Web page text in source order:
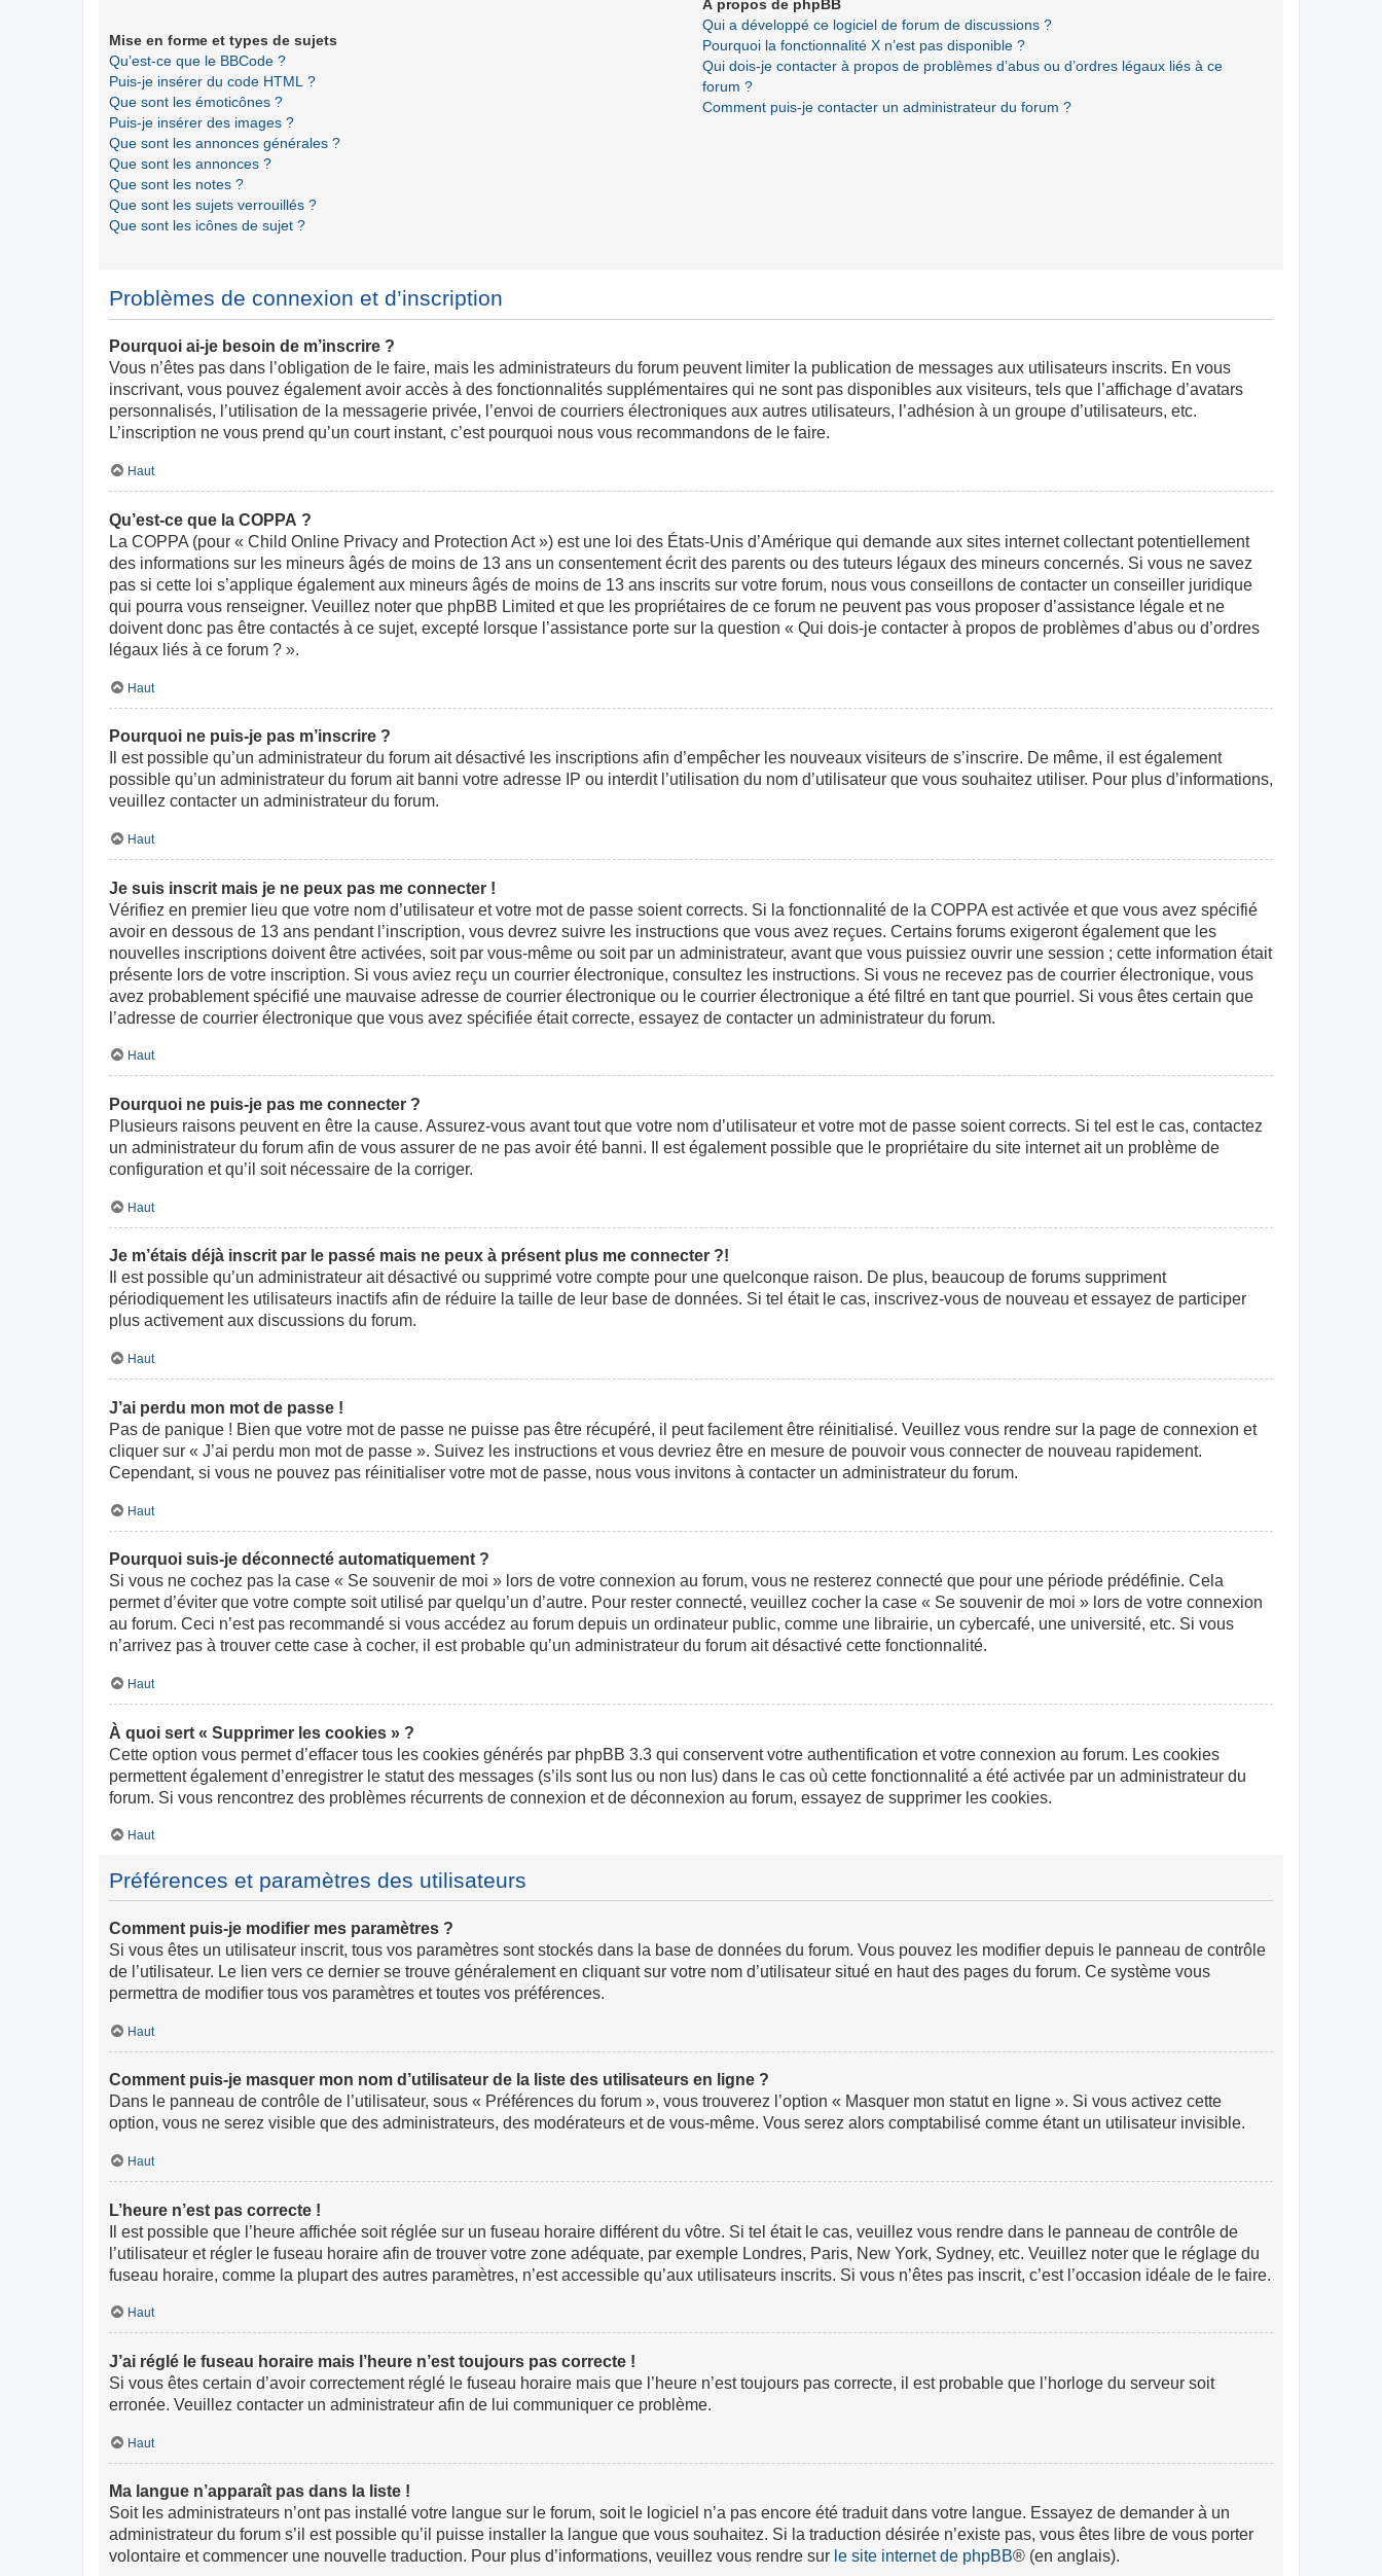
Mise en forme et types de sujets
Qu’est-ce que le BBCode ?
Puis-je insérer du code HTML ?
Que sont les émoticônes ?
Puis-je insérer des images ?
Que sont les annonces générales ?
Que sont les annonces ?
Que sont les notes ?
Que sont les sujets verrouillés ?
Que sont les icônes de sujet ?
À propos de phpBB
Qui a développé ce logiciel de forum de discussions ?
Pourquoi la fonctionnalité X n’est pas disponible ?
Qui dois-je contacter à propos de problèmes d’abus ou d’ordres légaux liés à ce
forum ?
Comment puis-je contacter un administrateur du forum ?
Problèmes de connexion et d’inscription
Pourquoi ai-je besoin de m’inscrire ?
Vous n’êtes pas dans l’obligation de le faire, mais les administrateurs du forum peuvent limiter la publication de messages aux utilisateurs inscrits. En vous
inscrivant, vous pouvez également avoir accès à des fonctionnalités supplémentaires qui ne sont pas disponibles aux visiteurs, tels que l’affichage d’avatars
personnalisés, l’utilisation de la messagerie privée, l’envoi de courriers électroniques aux autres utilisateurs, l’adhésion à un groupe d’utilisateurs, etc.
L’inscription ne vous prend qu’un court instant, c’est pourquoi nous vous recommandons de le faire.
Haut
Qu’est-ce que la COPPA ?
La COPPA (pour « Child Online Privacy and Protection Act ») est une loi des États-Unis d’Amérique qui demande aux sites internet collectant potentiellement
des informations sur les mineurs âgés de moins de 13 ans un consentement écrit des parents ou des tuteurs légaux des mineurs concernés. Si vous ne savez
pas si cette loi s’applique également aux mineurs âgés de moins de 13 ans inscrits sur votre forum, nous vous conseillons de contacter un conseiller juridique
qui pourra vous renseigner. Veuillez noter que phpBB Limited et que les propriétaires de ce forum ne peuvent pas vous proposer d’assistance légale et ne
doivent donc pas être contactés à ce sujet, excepté lorsque l’assistance porte sur la question « Qui dois-je contacter à propos de problèmes d’abus ou d’ordres
légaux liés à ce forum ? ».
Haut
Pourquoi ne puis-je pas m’inscrire ?
Il est possible qu’un administrateur du forum ait désactivé les inscriptions afin d’empêcher les nouveaux visiteurs de s’inscrire. De même, il est également
possible qu’un administrateur du forum ait banni votre adresse IP ou interdit l’utilisation du nom d’utilisateur que vous souhaitez utiliser. Pour plus d’informations,
veuillez contacter un administrateur du forum.
Haut
Je suis inscrit mais je ne peux pas me connecter !
Vérifiez en premier lieu que votre nom d’utilisateur et votre mot de passe soient corrects. Si la fonctionnalité de la COPPA est activée et que vous avez spécifié
avoir en dessous de 13 ans pendant l’inscription, vous devrez suivre les instructions que vous avez reçues. Certains forums exigeront également que les
nouvelles inscriptions doivent être activées, soit par vous-même ou soit par un administrateur, avant que vous puissiez ouvrir une session ; cette information était
présente lors de votre inscription. Si vous aviez reçu un courrier électronique, consultez les instructions. Si vous ne recevez pas de courrier électronique, vous
avez probablement spécifié une mauvaise adresse de courrier électronique ou le courrier électronique a été filtré en tant que pourriel. Si vous êtes certain que
l’adresse de courrier électronique que vous avez spécifiée était correcte, essayez de contacter un administrateur du forum.
Haut
Pourquoi ne puis-je pas me connecter ?
Plusieurs raisons peuvent en être la cause. Assurez-vous avant tout que votre nom d’utilisateur et votre mot de passe soient corrects. Si tel est le cas, contactez
un administrateur du forum afin de vous assurer de ne pas avoir été banni. Il est également possible que le propriétaire du site internet ait un problème de
configuration et qu’il soit nécessaire de la corriger.
Haut
Je m’étais déjà inscrit par le passé mais ne peux à présent plus me connecter ?!
Il est possible qu’un administrateur ait désactivé ou supprimé votre compte pour une quelconque raison. De plus, beaucoup de forums suppriment
périodiquement les utilisateurs inactifs afin de réduire la taille de leur base de données. Si tel était le cas, inscrivez-vous de nouveau et essayez de participer
plus activement aux discussions du forum.
Haut
J’ai perdu mon mot de passe !
Pas de panique ! Bien que votre mot de passe ne puisse pas être récupéré, il peut facilement être réinitialisé. Veuillez vous rendre sur la page de connexion et
cliquer sur « J’ai perdu mon mot de passe ». Suivez les instructions et vous devriez être en mesure de pouvoir vous connecter de nouveau rapidement.
Cependant, si vous ne pouvez pas réinitialiser votre mot de passe, nous vous invitons à contacter un administrateur du forum.
Haut
Pourquoi suis-je déconnecté automatiquement ?
Si vous ne cochez pas la case « Se souvenir de moi » lors de votre connexion au forum, vous ne resterez connecté que pour une période prédéfinie. Cela
permet d’éviter que votre compte soit utilisé par quelqu’un d’autre. Pour rester connecté, veuillez cocher la case « Se souvenir de moi » lors de votre connexion
au forum. Ceci n’est pas recommandé si vous accédez au forum depuis un ordinateur public, comme une librairie, un cybercafé, une université, etc. Si vous
n’arrivez pas à trouver cette case à cocher, il est probable qu’un administrateur du forum ait désactivé cette fonctionnalité.
Haut
À quoi sert « Supprimer les cookies » ?
Cette option vous permet d’effacer tous les cookies générés par phpBB 3.3 qui conservent votre authentification et votre connexion au forum. Les cookies
permettent également d’enregistrer le statut des messages (s’ils sont lus ou non lus) dans le cas où cette fonctionnalité a été activée par un administrateur du
forum. Si vous rencontrez des problèmes récurrents de connexion et de déconnexion au forum, essayez de supprimer les cookies.
Haut
Préférences et paramètres des utilisateurs
Comment puis-je modifier mes paramètres ?
Si vous êtes un utilisateur inscrit, tous vos paramètres sont stockés dans la base de données du forum. Vous pouvez les modifier depuis le panneau de contrôle
de l’utilisateur. Le lien vers ce dernier se trouve généralement en cliquant sur votre nom d’utilisateur situé en haut des pages du forum. Ce système vous
permettra de modifier tous vos paramètres et toutes vos préférences.
Haut
Comment puis-je masquer mon nom d’utilisateur de la liste des utilisateurs en ligne ?
Dans le panneau de contrôle de l’utilisateur, sous « Préférences du forum », vous trouverez l’option « Masquer mon statut en ligne ». Si vous activez cette
option, vous ne serez visible que des administrateurs, des modérateurs et de vous-même. Vous serez alors comptabilisé comme étant un utilisateur invisible.
Haut
L’heure n’est pas correcte !
Il est possible que l’heure affichée soit réglée sur un fuseau horaire différent du vôtre. Si tel était le cas, veuillez vous rendre dans le panneau de contrôle de
l’utilisateur et régler le fuseau horaire afin de trouver votre zone adéquate, par exemple Londres, Paris, New York, Sydney, etc. Veuillez noter que le réglage du
fuseau horaire, comme la plupart des autres paramètres, n’est accessible qu’aux utilisateurs inscrits. Si vous n’êtes pas inscrit, c’est l’occasion idéale de le faire.
Haut
J’ai réglé le fuseau horaire mais l’heure n’est toujours pas correcte !
Si vous êtes certain d’avoir correctement réglé le fuseau horaire mais que l’heure n’est toujours pas correcte, il est probable que l’horloge du serveur soit
erronée. Veuillez contacter un administrateur afin de lui communiquer ce problème.
Haut
Ma langue n’apparaît pas dans la liste !
Soit les administrateurs n’ont pas installé votre langue sur le forum, soit le logiciel n’a pas encore été traduit dans votre langue. Essayez de demander à un
administrateur du forum s’il est possible qu’il puisse installer la langue que vous souhaitez. Si la traduction désirée n’existe pas, vous êtes libre de vous porter
volontaire et commencer une nouvelle traduction. Pour plus d’informations, veuillez vous rendre sur le site internet de phpBB® (en anglais).